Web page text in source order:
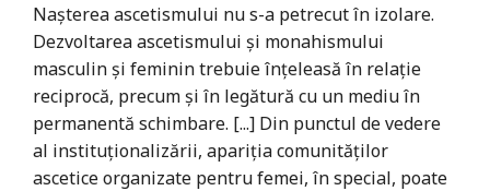
Nașterea ascetismului nu s-a petrecut în izolare.
Dezvoltarea ascetismului și monahismului
masculin și feminin trebuie înțeleasă în relație
reciprocă, precum și în legătură cu un mediu în
permanentă schimbare. [...] Din punctul de vedere
al instituționalizării, apariția comunităților
ascetice organizate pentru femei, în special, poate